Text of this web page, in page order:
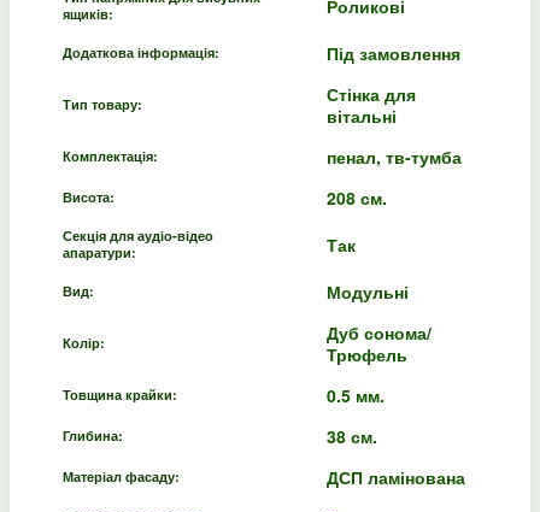
ящиків:
Роликові
Додаткова інформація: Під замовлення
Тип товару:
Стінка для
вітальні
Комплектація: пенал, тв-тумба
Висота: 208 см.
Секція для аудіо-відео
апаратури:
Так
Вид: Модульні
Колір:
Дуб сонома/
Трюфель
Товщина крайки: 0.5 мм.
Глибина: 38 см.
Матеріал фасаду: ДСП ламінована